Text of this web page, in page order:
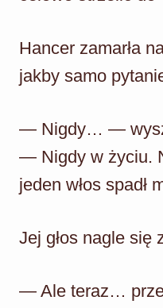
Hancer zamarła
jakby samo
— Nigdy… —
— Nigdy w życiu.
jeden włos spadł
Jej głos nagle się
— Ale teraz…